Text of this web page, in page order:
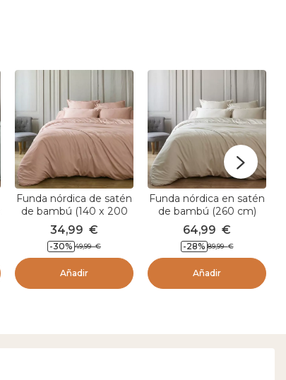
Funda nórdica de satén
de bambú (140 x 200
cm) Sienna Rosa rubor
34,99 €
-30% 49,99 €
Añadir
Funda nórdica en satén
de bambú (260 cm)
Sienna Beige pampa
64,99 €
-28% 89,99 €
Añadir